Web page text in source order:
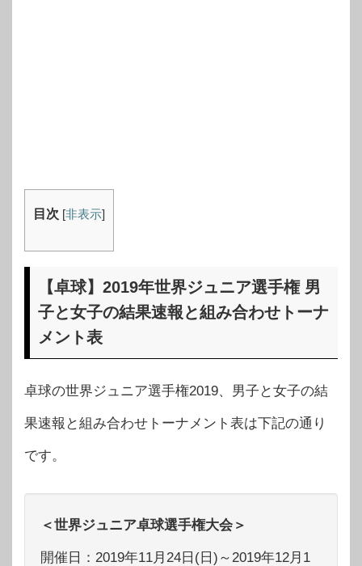
目次 [非表示]
【卓球】2019年世界ジュニア選手権 男
子と女子の結果速報と組み合わせトーナ
メント表
卓球の世界ジュニア選手権2019、男子と女子の結
果速報と組み合わせトーナメント表は下記の通り
です。
＜世界ジュニア卓球選手権大会＞
開催日：2019年11月24日(日)～2019年12月1